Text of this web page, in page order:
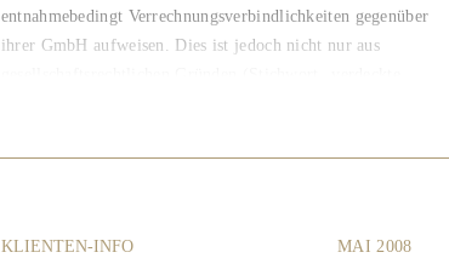
entnahmebedingt Verrechnungsverbindlichkeiten gegenüber
ihrer GmbH aufweisen. Dies ist jedoch nicht nur aus
KLIENTEN-INFO MAI 2008